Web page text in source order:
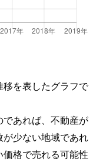
を表したグラフで
あれば、不動産が
少ない地域であれ
格で売れる可能性